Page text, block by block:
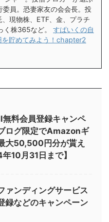
委員。恐妻家友の会会長。投
、現物株、ETF、金、プラチ
く株365など。 すぱいくの自
を貯めてみよう！chapter2
料会員登録キャンペ
ログ限定でAmazonギ
大50,500円分が貰え
10月31日まで】
ァンディングサービス
録などのキャンペーン